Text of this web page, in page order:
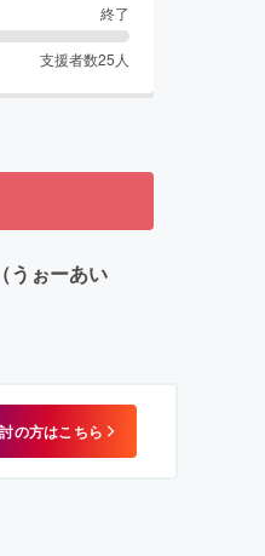
終了
支援者数25 人
うぉーあい
の方はこちら